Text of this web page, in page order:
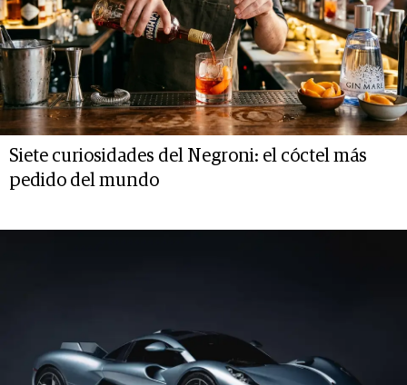
Siete curiosidades del Negroni: el cóctel más
pedido del mundo